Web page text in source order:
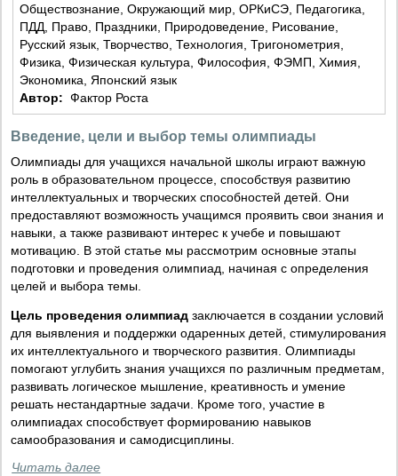
Обществознание, Окружающий мир, ОРКиСЭ, Педагогика,
ПДД, Право, Праздники, Природоведение, Рисование,
Русский язык, Творчество, Технология, Тригонометрия,
Физика, Физическая культура, Философия, ФЭМП, Химия,
Экономика, Японский язык
Автор: Фактор Роста
Введение, цели и выбор темы олимпиады
Олимпиады для учащихся начальной школы играют важную
роль в образовательном процессе, способствуя развитию
интеллектуальных и творческих способностей детей. Они
предоставляют возможность учащимся проявить свои знания и
навыки, а также развивают интерес к учебе и повышают
мотивацию. В этой статье мы рассмотрим основные этапы
подготовки и проведения олимпиад, начиная с определения
целей и выбора темы.
Цель проведения олимпиад заключается в создании условий
для выявления и поддержки одаренных детей, стимулирования
их интеллектуального и творческого развития. Олимпиады
помогают углубить знания учащихся по различным предметам,
развивать логическое мышление, креативность и умение
решать нестандартные задачи. Кроме того, участие в
олимпиадах способствует формированию навыков
самообразования и самодисциплины.
Читать далее